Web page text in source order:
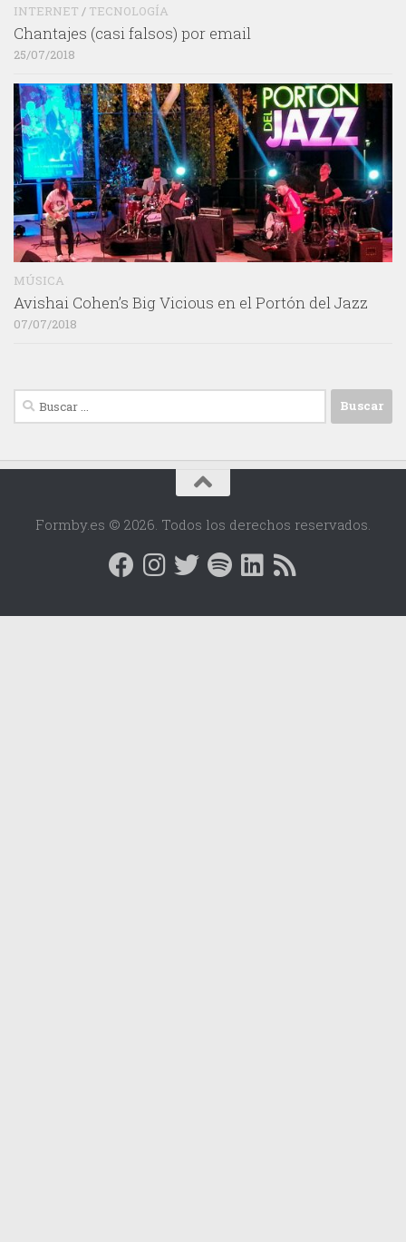
INTERNET / TECNOLOGÍA
Chantajes (casi falsos) por email
25/07/2018
MÚSICA
Avishai Cohen’s Big Vicious en el Portón del Jazz
07/07/2018
Buscar:
Formby.es © 2026. Todos los derechos reservados.